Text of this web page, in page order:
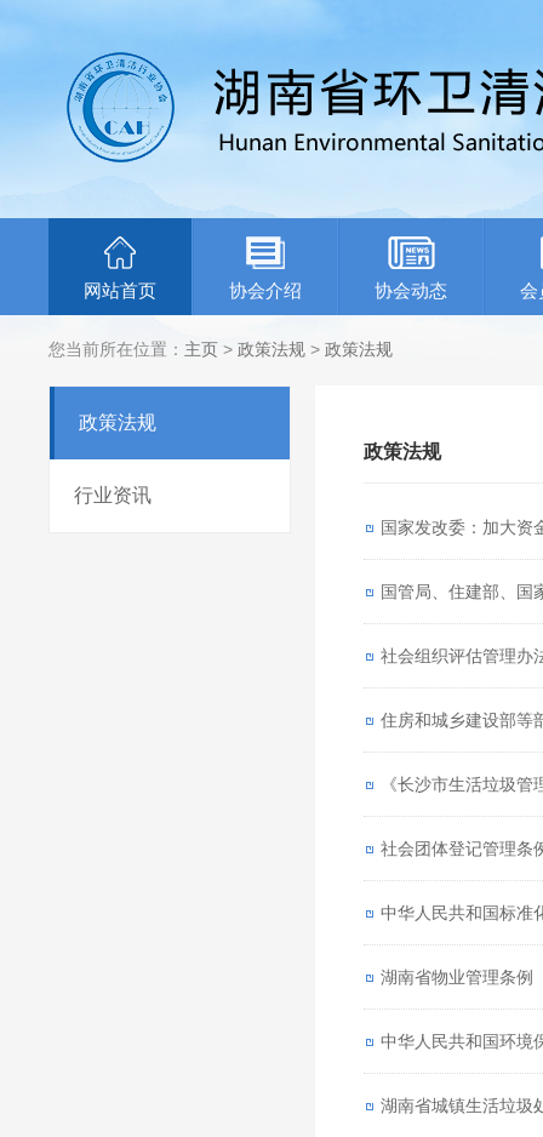
网站首页 协会介绍 协会动态 会
您当前所在位置： 主页 > 政策法规 > 政策法规
政策法规
行业资讯
政策法规
国家发改委：加大资
国管局、住建部、国
社会组织评估管理办
住房和城乡建设部等
《长沙市生活垃圾
社会团体登记管理条
中华人民共和国标准
湖南省物业管理条例
中华人民共和国环境
湖南省城镇生活垃圾